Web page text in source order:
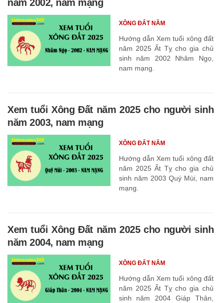
năm 2002, nam mạng
Hướng dẫn Xem tuổi xông đất
năm 2025 Ất Tỵ cho gia chủ
sinh năm 2002 Nhâm Ngọ,
nam mạng.
XÔNG ĐẤT NĂM
Xem tuổi Xông Đất năm 2025 cho người sinh
năm 2003, nam mạng
Hướng dẫn Xem tuổi xông đất
năm 2025 Ất Tỵ cho gia chủ
sinh năm 2003 Quý Mùi, nam
mạng.
XÔNG ĐẤT NĂM
Xem tuổi Xông Đất năm 2025 cho người sinh
năm 2004, nam mạng
Hướng dẫn Xem tuổi xông đất
năm 2025 Ất Tỵ cho gia chủ
sinh năm 2004 Giáp Thân,
XÔNG ĐẤT NĂM